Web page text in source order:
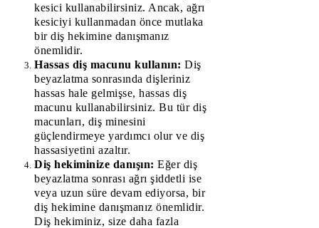
kesici kullanabilirsiniz. Ancak, ağrı
kesiciyi kullanmadan önce mutlaka
bir diş hekimine danışmanız
önemlidir.
Hassas diş macunu kullanın: Diş
beyazlatma sonrasında dişleriniz
hassas hale gelmişse, hassas diş
macunu kullanabilirsiniz. Bu tür diş
macunları, diş minesini
güçlendirmeye yardımcı olur ve diş
hassasiyetini azaltır.
Diş hekiminize danışın: Eğer diş
beyazlatma sonrası ağrı şiddetli ise
veya uzun süre devam ediyorsa, bir
diş hekimine danışmanız önemlidir.
Diş hekiminiz, size daha fazla